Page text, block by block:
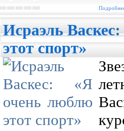
Исраэль
этот спорт»